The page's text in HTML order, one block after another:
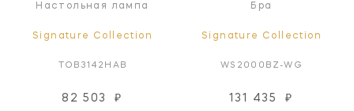
Настольная лампа
Signature Collection
TOB3142HAB
82 503 ₽
Бра
Signature Collection
WS2000BZ-WG
131 435 ₽